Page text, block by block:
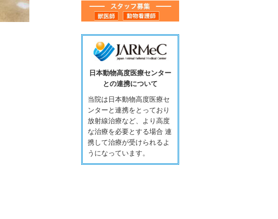
日本動物高度医療センター
との連携について
当院は日本動物高度医療セ
ンターと連携をとっており
放射線治療など、より高度
な治療を必要とする場合 連
携して治療が受けられるよ
うになっています。